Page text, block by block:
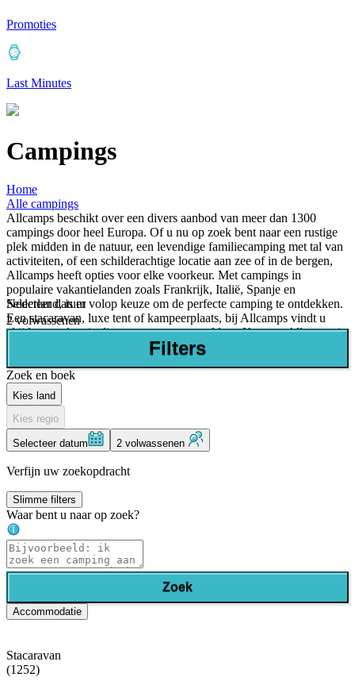
Promoties
Last Minutes
Campings
Home
Alle campings
Allcamps beschikt over een divers aanbod van meer dan 1300
campings door heel Europa. Of u nu op zoek bent naar een rustige
plek midden in de natuur, een levendige familiecamping met tal van
activiteiten, of een schilderachtige locatie aan zee of in de bergen,
Allcamps heeft opties voor elke voorkeur. Met campings in
populaire vakantielanden zoals Frankrijk, Italië, Spanje en
Nederland, is er volop keuze om de perfecte camping te ontdekken.
Een stacaravan, luxe tent of kampeerplaats, bij Allcamps vindt u
altijd een vakantie die aan uw wensen voldoet. Kortom, Allcamps is
uw startpunt voor een zorgeloze en plezierige campingervaring.
Selecteer datum
2 volwassenen
Filters
Zoek en boek
Kies land
Kies regio
Selecteer datum 2 volwassenen
Verfijn uw zoekopdracht
Slimme filters
Waar bent u naar op zoek?
Zoek
Accommodatie
Stacaravan
(1252)